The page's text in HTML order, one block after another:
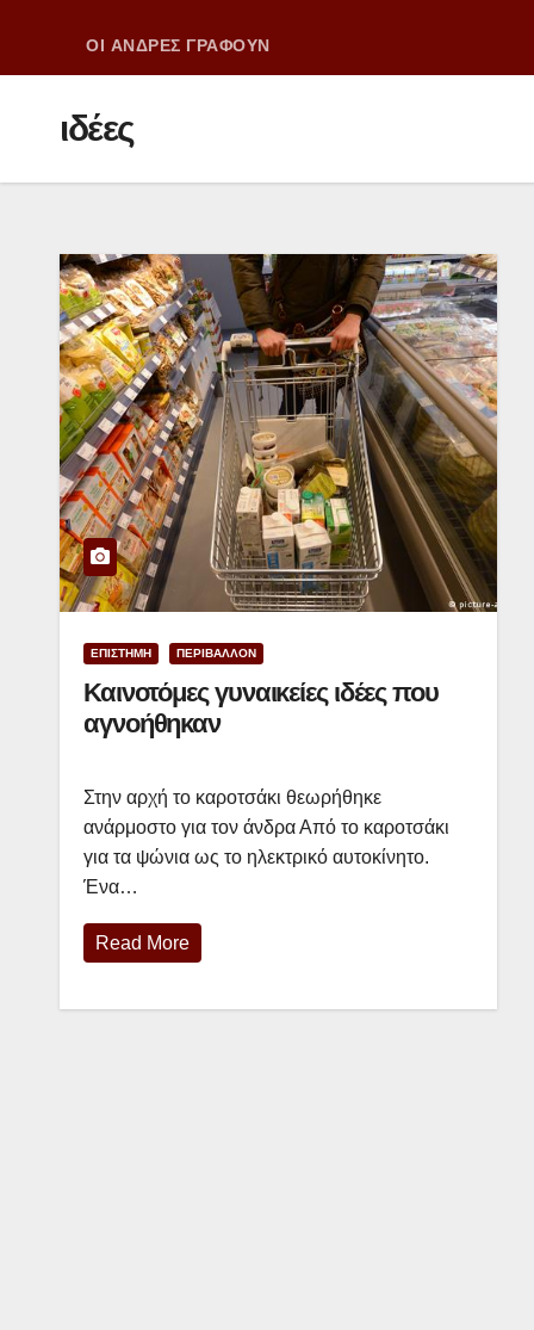
ΟΙ ΑΝΔΡΕΣ ΓΡΑΦΟΥΝ
ιδέες
ΕΠΙΣΤΗΜΗ ΠΕΡΙΒΑΛΛΟΝ
Καινοτόμες γυναικείες ιδέες που
αγνοήθηκαν
Στην αρχή το καροτσάκι θεωρήθηκε
ανάρμοστο για τον άνδρα Από το καροτσάκι
για τα ψώνια ως το ηλεκτρικό αυτοκίνητο.
Ένα…
Read More